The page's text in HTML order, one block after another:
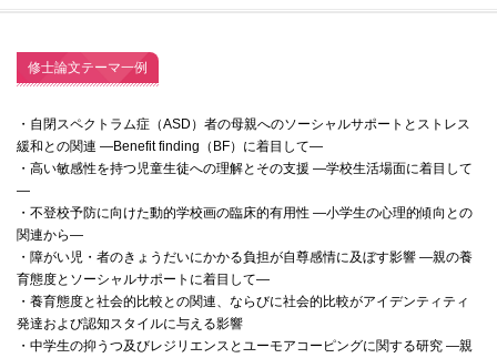
修士論文テーマ一例
・自閉スペクトラム症（ASD）者の母親へのソーシャルサポートとストレス
緩和との関連 ―Benefit finding（BF）に着目して―
・高い敏感性を持つ児童生徒への理解とその支援 ―学校生活場面に着目して
―
・不登校予防に向けた動的学校画の臨床的有用性 ―小学生の心理的傾向との
関連から―
・障がい児・者のきょうだいにかかる負担が自尊感情に及ぼす影響 ―親の養
育態度とソーシャルサポートに着目して―
・養育態度と社会的比較との関連、ならびに社会的比較がアイデンティティ
発達および認知スタイルに与える影響
・中学生の抑うつ及びレジリエンスとユーモアコーピングに関する研究 ―親